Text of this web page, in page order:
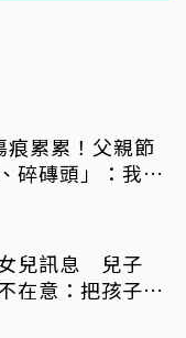
痕累累！父親節
碎磚頭」：我身
兒訊息 兒子
在意：把孩子當